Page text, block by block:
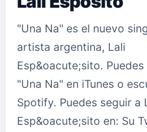
"Una Na" es el nuevo
artista argentina, Lali
Esp&oacute;sito.
"Una Na" en iTunes o
Spotify. Puedes seguir a
Esp&oacute;sito en: Su